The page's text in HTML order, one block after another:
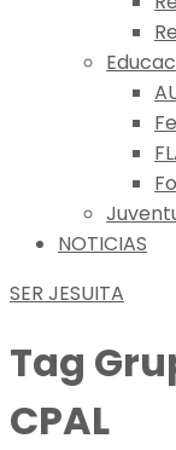
NOTICIAS
SER JESUITA
Tag
CPAL